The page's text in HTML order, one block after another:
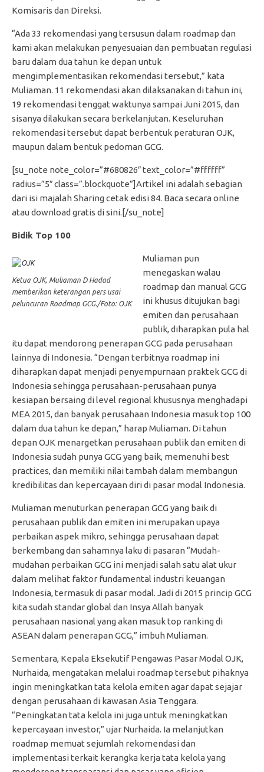
Komisaris dan Direksi.
“Ada 33 rekomendasi yang tersusun dalam roadmap dan
kami akan melakukan penyesuaian dan pembuatan regulasi
baru dalam dua tahun ke depan untuk
mengimplementasikan rekomendasi tersebut,” kata
Muliaman. 11 rekomendasi akan dilaksanakan di tahun ini,
19 rekomendasi tenggat waktunya sampai Juni 2015, dan
sisanya dilakukan secara berkelanjutan. Keseluruhan
rekomendasi tersebut dapat berbentuk peraturan OJK,
maupun dalam bentuk pedoman GCG.
[su_note note_color=”#680826″ text_color=”#ffffff”
radius=”5″ class=”.blockquote”]Artikel ini adalah sebagian
dari isi majalah Sharing cetak edisi 84. Baca secara online
atau download gratis di sini.[/su_note]
Bidik Top 100
Ketua OJK, Muliaman D Hadad
memberikan keterangan pers usai
peluncuran Roadmap GCG./Foto: OJK
Muliaman pun
menegaskan walau
roadmap dan manual GCG
ini khusus ditujukan bagi
emiten dan perusahaan
publik, diharapkan pula hal
itu dapat mendorong penerapan GCG pada perusahaan
lainnya di Indonesia. “Dengan terbitnya roadmap ini
diharapkan dapat menjadi penyempurnaan praktek GCG di
Indonesia sehingga perusahaan-perusahaan punya
kesiapan bersaing di level regional khususnya menghadapi
MEA 2015, dan banyak perusahaan Indonesia masuk top 100
dalam dua tahun ke depan,” harap Muliaman. Di tahun
depan OJK menargetkan perusahaan publik dan emiten di
Indonesia sudah punya GCG yang baik, memenuhi best
practices, dan memiliki nilai tambah dalam membangun
kredibilitas dan kepercayaan diri di pasar modal Indonesia.
Muliaman menuturkan penerapan GCG yang baik di
perusahaan publik dan emiten ini merupakan upaya
perbaikan aspek mikro, sehingga perusahaan dapat
berkembang dan sahamnya laku di pasaran “Mudah-
mudahan perbaikan GCG ini menjadi salah satu alat ukur
dalam melihat faktor fundamental industri keuangan
Indonesia, termasuk di pasar modal. Jadi di 2015 princip GCG
kita sudah standar global dan Insya Allah banyak
perusahaan nasional yang akan masuk top ranking di
ASEAN dalam penerapan GCG,” imbuh Muliaman.
Sementara, Kepala Eksekutif Pengawas Pasar Modal OJK,
Nurhaida, mengatakan melalui roadmap tersebut pihaknya
ingin meningkatkan tata kelola emiten agar dapat sejajar
dengan perusahaan di kawasan Asia Tenggara.
“Peningkatan tata kelola ini juga untuk meningkatkan
kepercayaan investor,” ujar Nurhaida. Ia melanjutkan
roadmap memuat sejumlah rekomendasi dan
implementasi terkait kerangka kerja tata kelola yang